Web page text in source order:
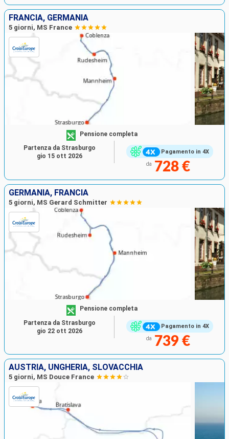
FRANCIA, GERMANIA
5 giorni, MS France
Pagamento in 4X
Pensione completa
da 728 €
Partenza da Strasburgo
gio 15 ott 2026
GERMANIA, FRANCIA
5 giorni, MS Gerard Schmitter
Pagamento in 4X
Pensione completa
da 739 €
Partenza da Strasburgo
gio 22 ott 2026
AUSTRIA, UNGHERIA, SLOVACCHIA
5 giorni, MS Douce France